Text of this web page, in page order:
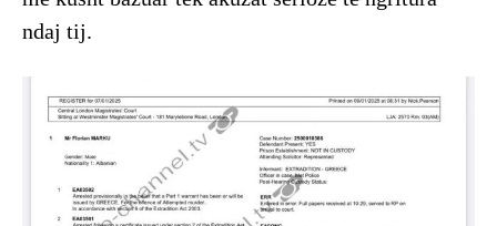
ndaj tij.